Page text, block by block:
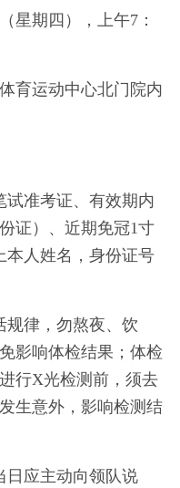
星期 四 ），上午7：
育运动中心北门院内
试准考证、有效期内
证）、近期免冠1寸
本人姓名，身份证号
规律，勿熬夜、饮
影响体检结果；体检
行X光检测前，须去
生意外，影响检测结
日应主动向领队说